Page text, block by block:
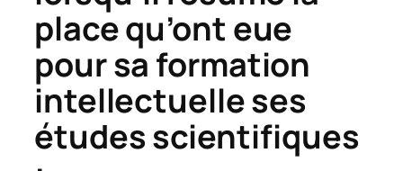
place qu’ont eue
pour sa formation
intellectuelle ses
études scientifiques